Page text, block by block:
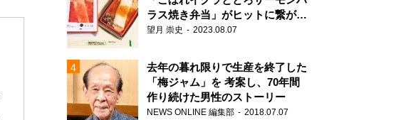
ラス焼き弁当」がヒットに繋がっ
た理由
望月 崇史 2023.08.07
去年の暮れ限りで生産を終了した
「梅ジャム」を 考案し、70年間
作り続けた男性のストーリー
NEWS ONLINE 編集部 2018.07.07